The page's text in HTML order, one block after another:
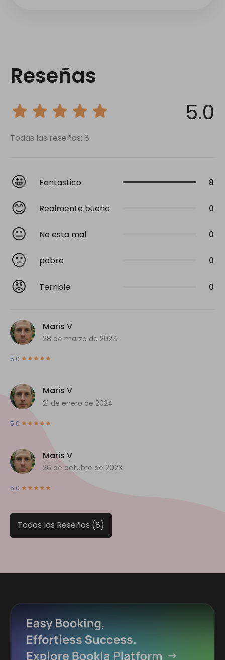
Reseñas
5.0
Todas las reseñas: 8
🤩 Fantastico 8
😊 Realmente bueno 0
😐 No esta mal 0
🙁 pobre 0
😡 Terrible 0
Maris V
28 de marzo de 2024
5.0
Maris V
21 de enero de 2024
5.0
Maris V
26 de octubre de 2023
5.0
Todas las Reseñas (8)